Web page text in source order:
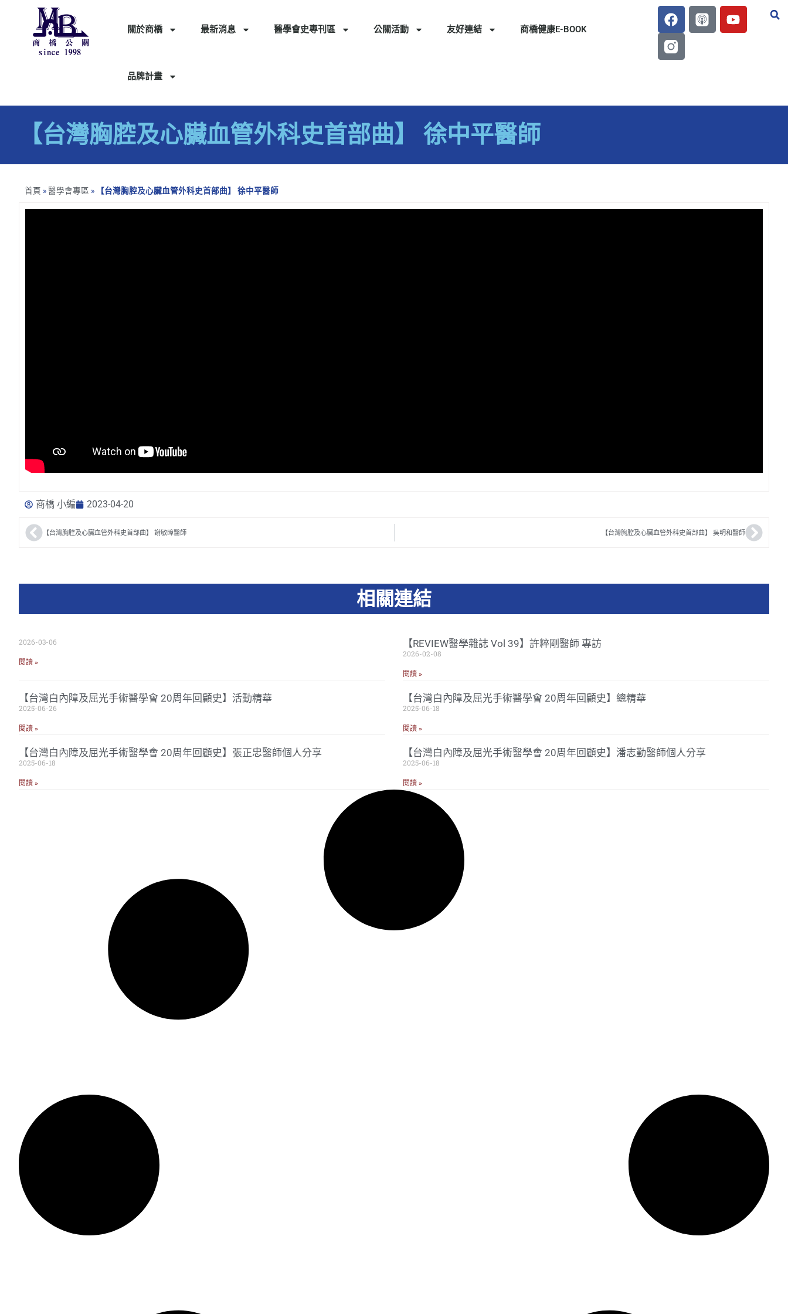
關於商橋 最新消息 醫學會史專刊區 公關活動 友好連結 商橋健康E-BOOK
品牌計畫
【台灣胸腔及心臟血管外科史首部曲】 徐中平醫師
首頁 »醫學會專區 » 【台灣胸腔及心臟血管外科史首部曲】 徐中平醫師
商橋 小編 2023-04-20
【台灣胸腔及心臟血管外科史首部曲】 謝敏暲醫師 【台灣胸腔及心臟血管外科史首部曲】 吳明和醫師
相關連結
2026-03-06
閱讀 »
【REVIEW醫學雜誌 Vol 39】許粹剛醫師 專訪
2026-02-08
閱讀 »
【台灣白內障及屈光手術醫學會 20周年回顧史】活動精華
2025-06-26
閱讀 »
【台灣白內障及屈光手術醫學會 20周年回顧史】總精華
2025-06-18
閱讀 »
【台灣白內障及屈光手術醫學會 20周年回顧史】張正忠醫師個人分享
2025-06-18
閱讀 »
【台灣白內障及屈光手術醫學會 20周年回顧史】潘志勤醫師個人分享
2025-06-18
閱讀 »